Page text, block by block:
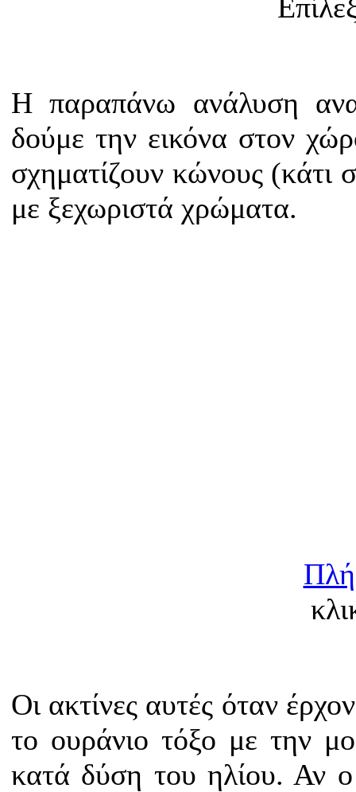
Η παραπάνω ανάλυση
δούμε την εικόνα στον
σχηματίζουν κώνους (κάτι
με ξεχωριστά χρώματα.
Οι ακτίνες αυτές όταν
το ουράνιο τόξο με την
κατά δύση του ηλίου. Αν ο